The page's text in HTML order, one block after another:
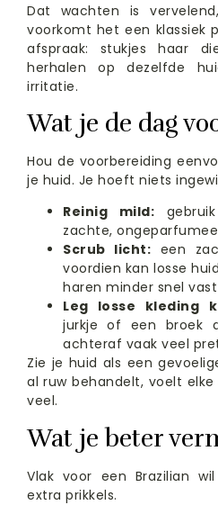
Dat wachten is
voorkomt het een klassiek
afspraak: stukjes haar
herhalen op dezelfde
irritatie.
Wat je de dag
Hou de voorbereiding
je huid. Je hoeft niets
Reinig mild:
zachte,
Scrub licht: een
voordien kan losse
haren minder snel
Leg losse kleding
jurkje of een broek
achteraf vaak veel
Zie je huid als een
al ruw behandelt, voelt
veel.
Wat je beter
Vlak voor een Brazilian
extra prikkels.